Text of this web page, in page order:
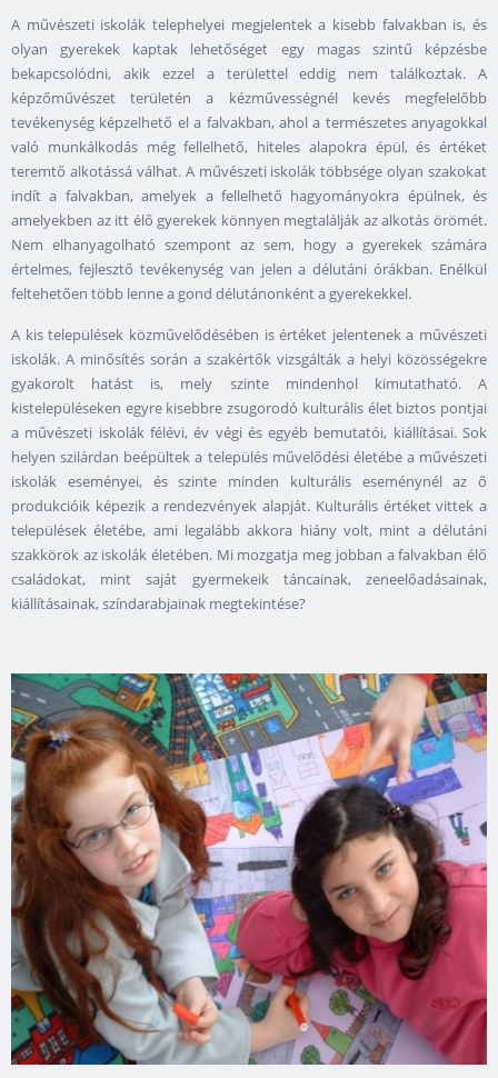
A művészeti iskolák telephelyei megjelentek a kisebb falvakban is, és
olyan gyerekek kaptak lehetőséget egy magas szintű képzésbe
bekapcsolódni, akik ezzel a területtel eddig nem találkoztak. A
képzőművészet területén a kézművességnél kevés megfelelőbb
tevékenység képzelhető el a falvakban, ahol a természetes anyagokkal
való munkálkodás még fellelhető, hiteles alapokra épül, és értéket
teremtő alkotássá válhat. A művészeti iskolák többsége olyan szakokat
indít a falvakban, amelyek a fellelhető hagyományokra épülnek, és
amelyekben az itt élő gyerekek könnyen megtalálják az alkotás örömét.
Nem elhanyagolható szempont az sem, hogy a gyerekek számára
értelmes, fejlesztő tevékenység van jelen a délutáni órákban. Enélkül
feltehetően több lenne a gond délutánonként a gyerekekkel.
A kis települések közművelődésében is értéket jelentenek a művészeti
iskolák. A minősítés során a szakértők vizsgálták a helyi közösségekre
gyakorolt hatást is, mely szinte mindenhol kimutatható. A
kistelepüléseken egyre kisebbre zsugorodó kulturális élet biztos pontjai
a művészeti iskolák félévi, év végi és egyéb bemutatói, kiállításai. Sok
helyen szilárdan beépültek a település művelődési életébe a művészeti
iskolák eseményei, és szinte minden kulturális eseménynél az ő
produkcióik képezik a rendezvények alapját. Kulturális értéket vittek a
települések életébe, ami legalább akkora hiány volt, mint a délutáni
szakkörök az iskolák életében. Mi mozgatja meg jobban a falvakban élő
családokat, mint saját gyermekeik táncainak, zeneelőadásainak,
kiállításainak, színdarabjainak megtekintése?